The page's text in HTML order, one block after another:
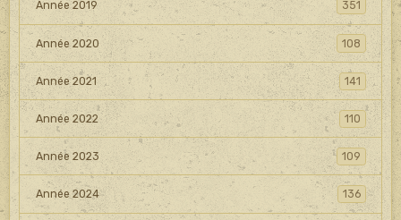
Année 2019 351
Année 2020 108
Année 2021 141
Année 2022 110
Année 2023 109
Année 2024 136